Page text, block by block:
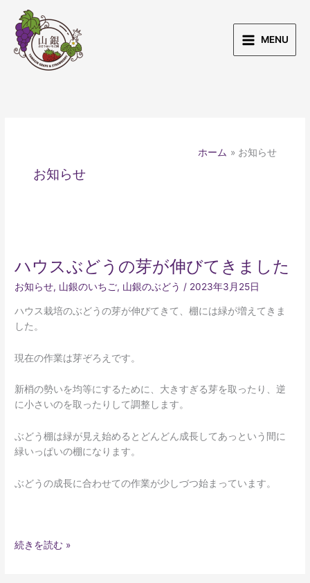
MENU
ホーム お知らせ
お知らせ
ハウスぶどうの芽が伸びてきました
お知らせ, 山銀のいちご, 山銀のぶどう / 2023年3月25日
ハウス栽培のぶどうの芽が伸びてきて、棚には緑が増えてきま
した。
現在の作業は芽ぞろえです。
新梢の勢いを均等にするために、大きすぎる芽を取ったり、逆
に小さいのを取ったりして調整します。
ぶどう棚は緑が見え始めるとどんどん成長してあっという間に
緑いっぱいの棚になります。
ぶどうの成長に合わせての作業が少しづつ始まっています。
ス
ど
う
の
が
び
て
ま
し
続きを読む »